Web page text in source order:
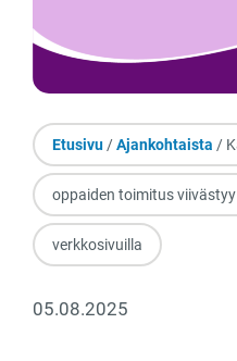
Etusivu/Ajankohtaista /
oppaiden toimitus
verkkosivuilla
05.08.2025